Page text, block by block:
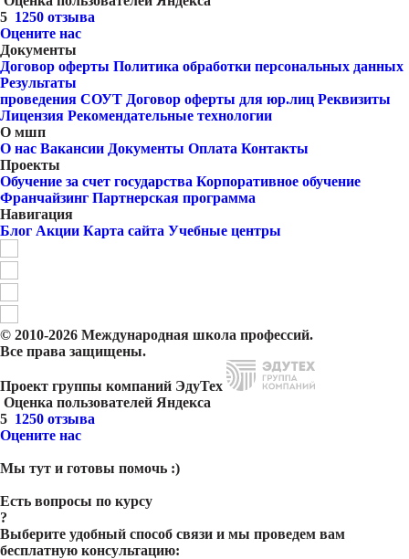
5 1250 отзыва
Оцените нас
Документы
Договор оферты Политика обработки персональных данных
Результаты
проведения СОУТ Договор оферты для юр.лиц Реквизиты
Лицензия Рекомендательные технологии
О мшп
О нас Вакансии Документы Оплата Контакты
Проекты
Обучение за счет государства Корпоративное обучение
Франчайзинг Партнерская программа
Навигация
Блог Акции Карта сайта Учебные центры
© 2010-2026 Международная школа профессий.
Все права защищены.
Проект группы компаний ЭдуТех
Оценка пользователей Яндекса
5 1250 отзыва
Оцените нас
Мы тут и готовы помочь :)
Есть вопросы по курсу
?
Выберите удобный способ связи и мы проведем вам
бесплатную консультацию: